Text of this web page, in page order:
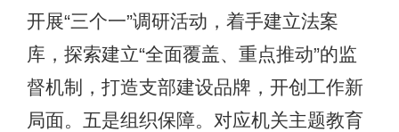
开展“三个一”调研活动，着手建立法案
库，探索建立“全面覆盖、重点推动”的监
督机制，打造支部建设品牌，开创工作新
局面。五是组织保障。对应机关主题教育